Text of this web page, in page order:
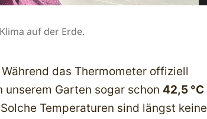
auf der Erde.
Während das Thermometer offiziell
unserem Garten sogar schon 42,5 °C
Temperaturen sind längst keine